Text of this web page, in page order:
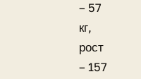
– 57
кг,
рост
– 157